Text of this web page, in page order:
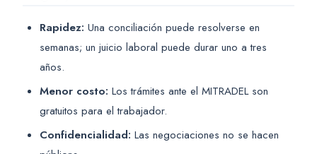
Rapidez: Una conciliación puede resolverse en
semanas; un juicio laboral puede durar uno a tres
años.
Menor costo: Los trámites ante el MITRADEL son
gratuitos para el trabajador.
Confidencialidad: Las negociaciones no se hacen